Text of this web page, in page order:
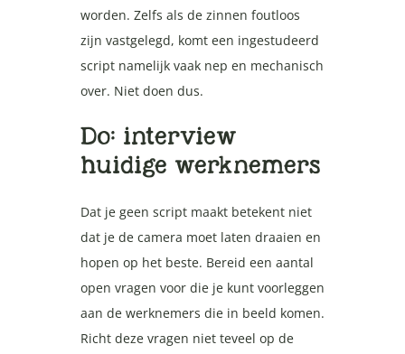
worden. Zelfs als de zinnen foutloos
zijn vastgelegd, komt een ingestudeerd
script namelijk vaak nep en mechanisch
over. Niet doen dus.
Do: interview
huidige werknemers
Dat je geen script maakt betekent niet
dat je de camera moet laten draaien en
hopen op het beste. Bereid een aantal
open vragen voor die je kunt voorleggen
aan de werknemers die in beeld komen.
Richt deze vragen niet teveel op de